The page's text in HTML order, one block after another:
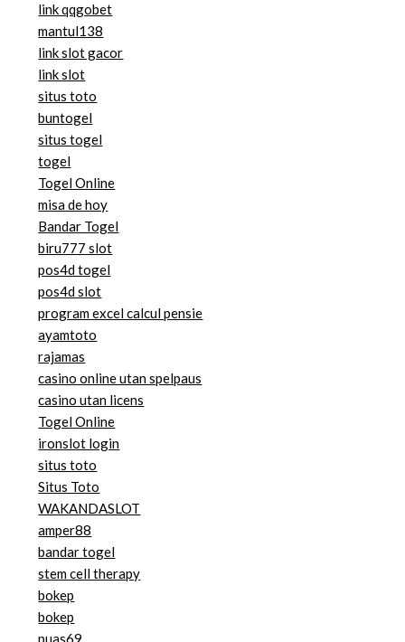
link qqgobet
mantul138
link slot gacor
link slot
situs toto
buntogel
situs togel
togel
Togel Online
misa de hoy
Bandar Togel
biru777 slot
pos4d togel
pos4d slot
program excel calcul pensie
ayamtoto
rajamas
casino online utan spelpaus
casino utan licens
Togel Online
ironslot login
situs toto
Situs Toto
WAKANDASLOT
amper88
bandar togel
stem cell therapy
bokep
bokep
puas69